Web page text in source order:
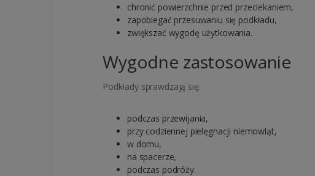
chronić powierzchnie przed przeciekaniem,
zapobiegać przesuwaniu się podkładu,
zwiększać wygodę użytkowania.
Wygodne zastosowanie
Podkłady sprawdzają się:
podczas przewijania,
przy codziennej pielęgnacji niemowląt,
w domu,
na spacerze,
podczas podróży.